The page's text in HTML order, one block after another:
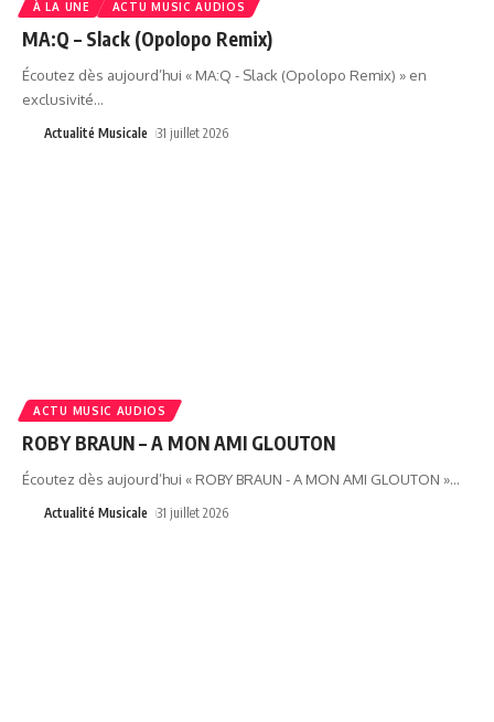
À LA UNE ACTU MUSIC AUDIOS
MA:Q – Slack (Opolopo Remix)
Écoutez dès aujourd’hui « MA:Q - Slack (Opolopo Remix) » en
exclusivité…
Actualité Musicale 31 juillet 2026
ACTU MUSIC AUDIOS
ROBY BRAUN – A MON AMI GLOUTON
Écoutez dès aujourd’hui « ROBY BRAUN - A MON AMI GLOUTON »…
Actualité Musicale 31 juillet 2026